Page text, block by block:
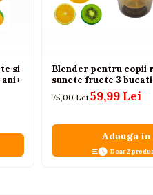
si
Blender pentru copii
sunete fructe 3 bucati
75,00 Lei59,99 Lei
Adauga in
Doar 2